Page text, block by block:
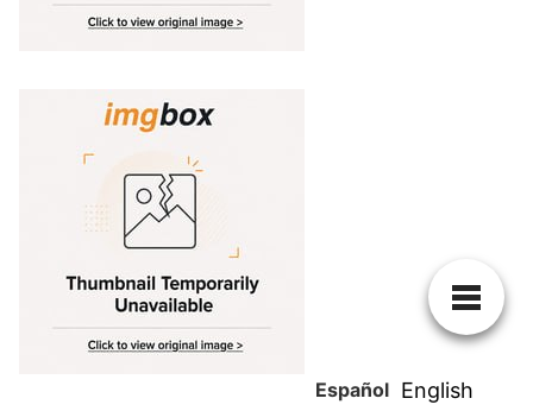
Español English